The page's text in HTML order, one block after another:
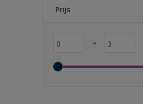
Wasbaar
Sneldrogend
Prijs
-